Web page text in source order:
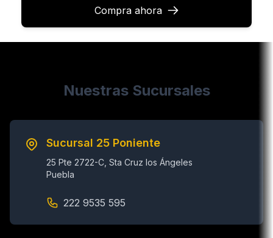
Compra ahora
Nuestras Sucursales
Sucursal 25 Poniente
25 Pte 2722-C, Sta Cruz los Ángeles
Puebla
222 9535 595